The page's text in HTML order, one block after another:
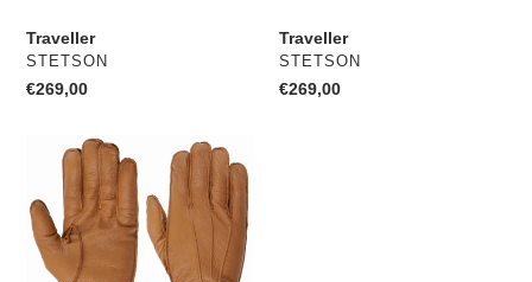
Traveller
VERKOPER
STETSON
Normale
€269,00
Traveller
VERKOPER
STETSON
Normale
€269,00
Handschoenen